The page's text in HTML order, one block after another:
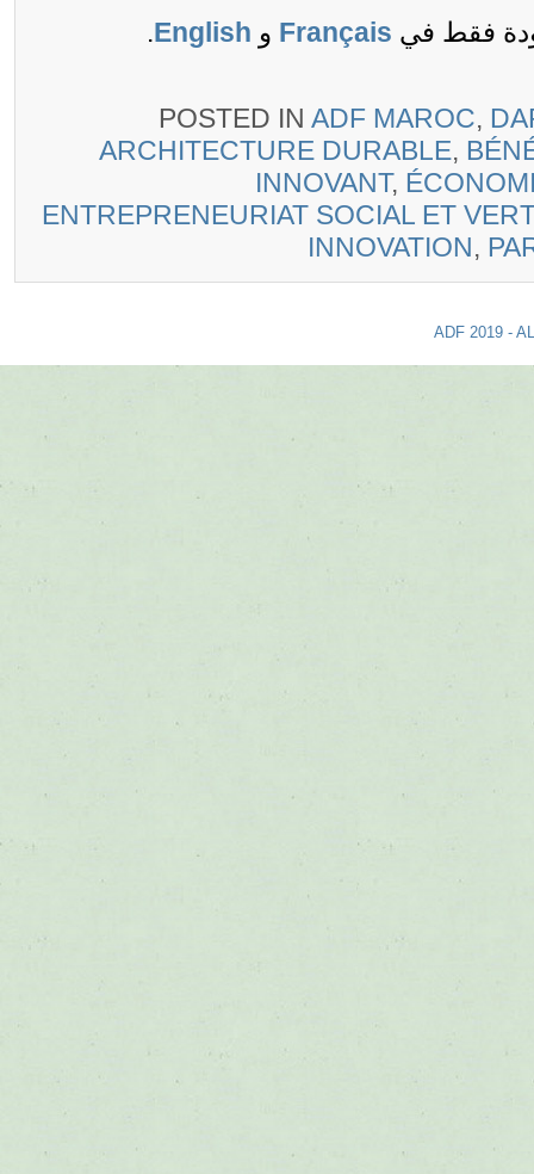
فقط فيFrançaisو English
.
POSTED INADF MAROC ,
ARCHITECTURE DURABLE ,
INNOVANT ,
ENTREPRENEURIAT SOCIAL ET
INNOVATION ,